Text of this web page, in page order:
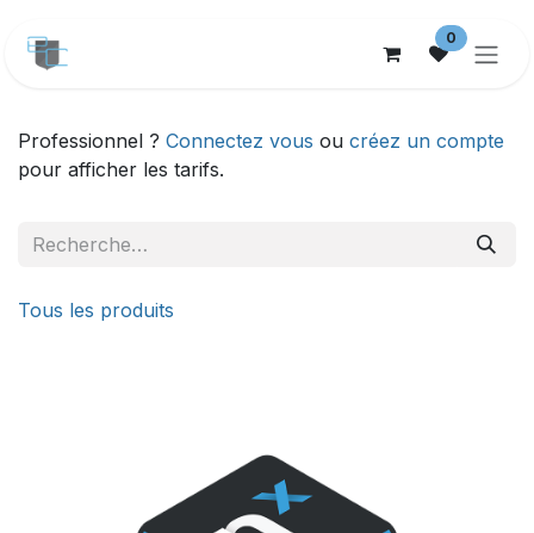
0
Professionnel ? Connectez vous ou créez un compte
pour afficher les tarifs.
Tous les produits